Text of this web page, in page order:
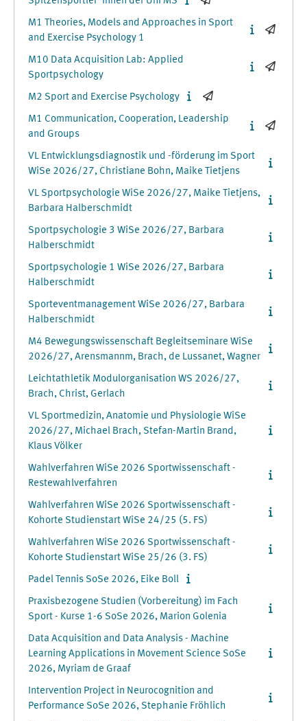
M1 Theories, Models and Approaches in Sport
and Exercise Psychology 1
M10 Data Acquisition Lab: Applied
Sportpsychology
M2 Sport and Exercise Psychology
M1 Communication, Cooperation, Leadership
and Groups
VL Entwicklungsdiagnostik und -förderung im Sport
WiSe 2026/27, Christiane Bohn, Maike Tietjens
VL Sportpsychologie WiSe 2026/27, Maike Tietjens,
Barbara Halberschmidt
Sportpsychologie 3 WiSe 2026/27, Barbara
Halberschmidt
Sportpsychologie 1 WiSe 2026/27, Barbara
Halberschmidt
Sporteventmanagement WiSe 2026/27, Barbara
Halberschmidt
M4 Bewegungswissenschaft Begleitseminare WiSe
2026/27, Arensmannm, Brach, de Lussanet, Wagner
Leichtathletik Modulorganisation WS 2026/27,
Brach, Christ, Gerlach
VL Sportmedizin, Anatomie und Physiologie WiSe
2026/27, Michael Brach, Stefan-Martin Brand,
Klaus Völker
Wahlverfahren WiSe 2026 Sportwissenschaft -
Restewahlverfahren
Wahlverfahren WiSe 2026 Sportwissenschaft -
Kohorte Studienstart WiSe 24/25 (5. FS)
Wahlverfahren WiSe 2026 Sportwissenschaft -
Kohorte Studienstart WiSe 25/26 (3. FS)
Padel Tennis SoSe 2026, Eike Boll
Praxisbezogene Studien (Vorbereitung) im Fach
Sport - Kurse 1-6 SoSe 2026, Marion Golenia
Data Acquisition and Data Analysis - Machine
Learning Applications in Movement Science SoSe
2026, Myriam de Graaf
Intervention Project in Neurocognition and
Performance SoSe 2026, Stephanie Fröhlich